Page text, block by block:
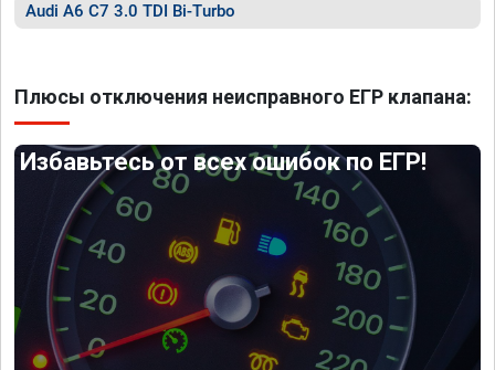
Audi A6 C7 3.0 TDI Bi-Turbo
Плюсы отключения неисправного ЕГР клапана:
Избавьтесь от всех ошибок по ЕГР!